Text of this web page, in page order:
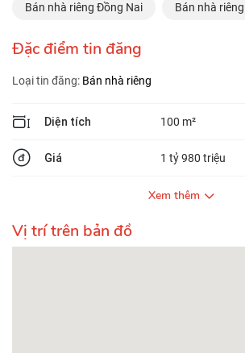
Bán nhà riêng Đồng Nai Bán nhà riêng
Đặc điểm tin đăng
Loại tin đăng: Bán nhà riêng
Diện tích 100 m²
Giá 1 tỷ 980 triệu
Xem thêm
Vị trí trên bản đồ